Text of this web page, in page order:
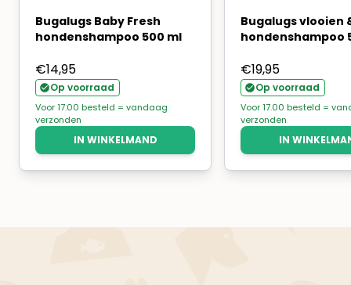
Bugalugs Baby Fresh
hondenshampoo 500 ml
€14,95
Op voorraad
Voor 17.00 besteld = vandaag
verzonden
IN WINKELMAND
Bugalugs vlooien
hondenshampoo
€19,95
Op voorraad
Voor 17.00 besteld =
verzonden
IN